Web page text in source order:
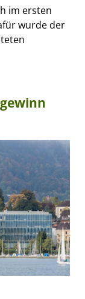
im ersten
wurde der